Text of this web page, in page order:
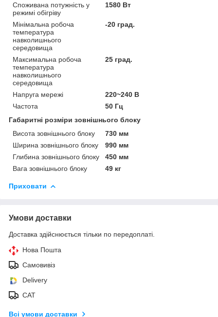
Споживана потужність у
режимі обігріву
1580 Вт
Мінімальна робоча
температура
навколишнього
середовища
-20 град.
Максимальна робоча
температура
навколишнього
середовища
25 град.
Напруга мережі
220~240 В
Частота
50 Гц
Габаритні розміри зовнішнього блоку
Висота зовнішнього блоку
730 мм
Ширина зовнішнього блоку
990 мм
Глибина зовнішнього блоку
450 мм
Вага зовнішнього блоку
49 кг
Приховати
Умови доставки
Доставка здійснюється тільки по передоплаті.
Нова Пошта
Самовивіз
Delivery
САТ
Всі умови доставки